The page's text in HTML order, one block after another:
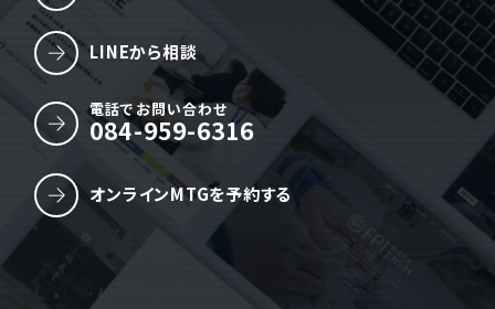
LINEから相談
電話でお問い合わせ
084-959-6316
オンラインMTGを予約する